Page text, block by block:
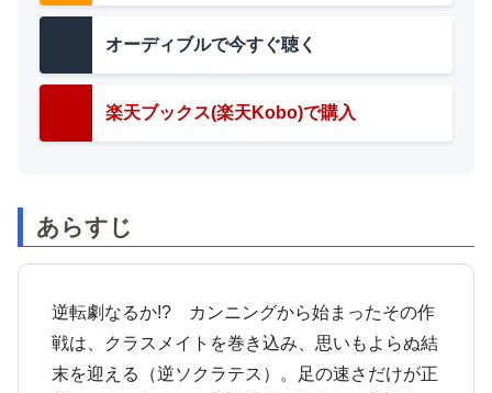
オーディブルで今すぐ聴く
楽天ブックス(楽天Kobo)で購入
あらすじ
逆転劇なるか!? カンニングから始まったその作
戦は、クラスメイトを巻き込み、思いもよらぬ結
末を迎える（逆ソクラテス）。足の速さだけが正